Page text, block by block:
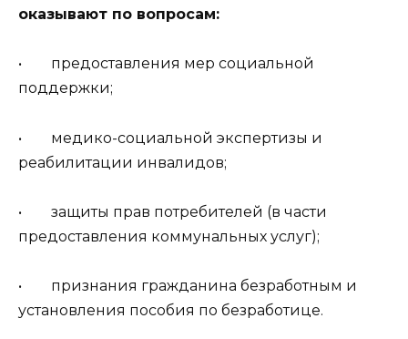
оказывают по вопросам:
• предоставления мер социальной
поддержки;
• медико-социальной экспертизы и
реабилитации инвалидов;
• защиты прав потребителей (в части
предоставления коммунальных услуг);
• признания гражданина безработным и
установления пособия по безработице.